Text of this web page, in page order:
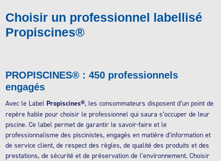
Choisir un professionnel labellisé
Propiscines®
PROPISCINES® : 450 professionnels
engagés
Avec le Label Propiscines®, les consommateurs disposent d’un point de
repère fiable pour choisir le professionnel qui saura s’occuper de leur
piscine. Ce label permet de garantir le savoir-faire et le
professionnalisme des piscinistes, engagés en matière d’information et
de service client, de respect des règles, de qualité des produits et des
prestations, de sécurité et de préservation de l’environnement. Choisir